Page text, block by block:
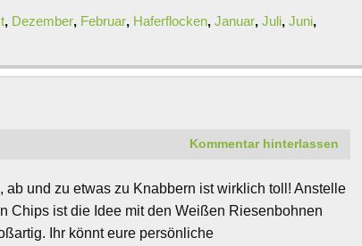
, Dezember, Februar, Haferflocken, Januar, Juli, Juni,
Kommentar hinterlassen
ab und zu etwas zu Knabbern ist wirklich toll! Anstelle
Chips ist die Idee mit den Weißen Riesenbohnen
Ihr könnt eure persönliche